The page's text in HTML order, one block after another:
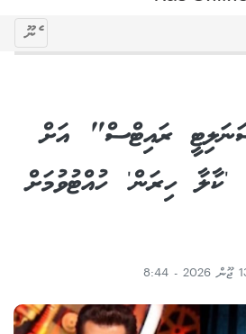
މެނޫ
ރައިޓްސް" އަށް
'ކާލާ ހިރަން' ހުއްޓުވުމަށް